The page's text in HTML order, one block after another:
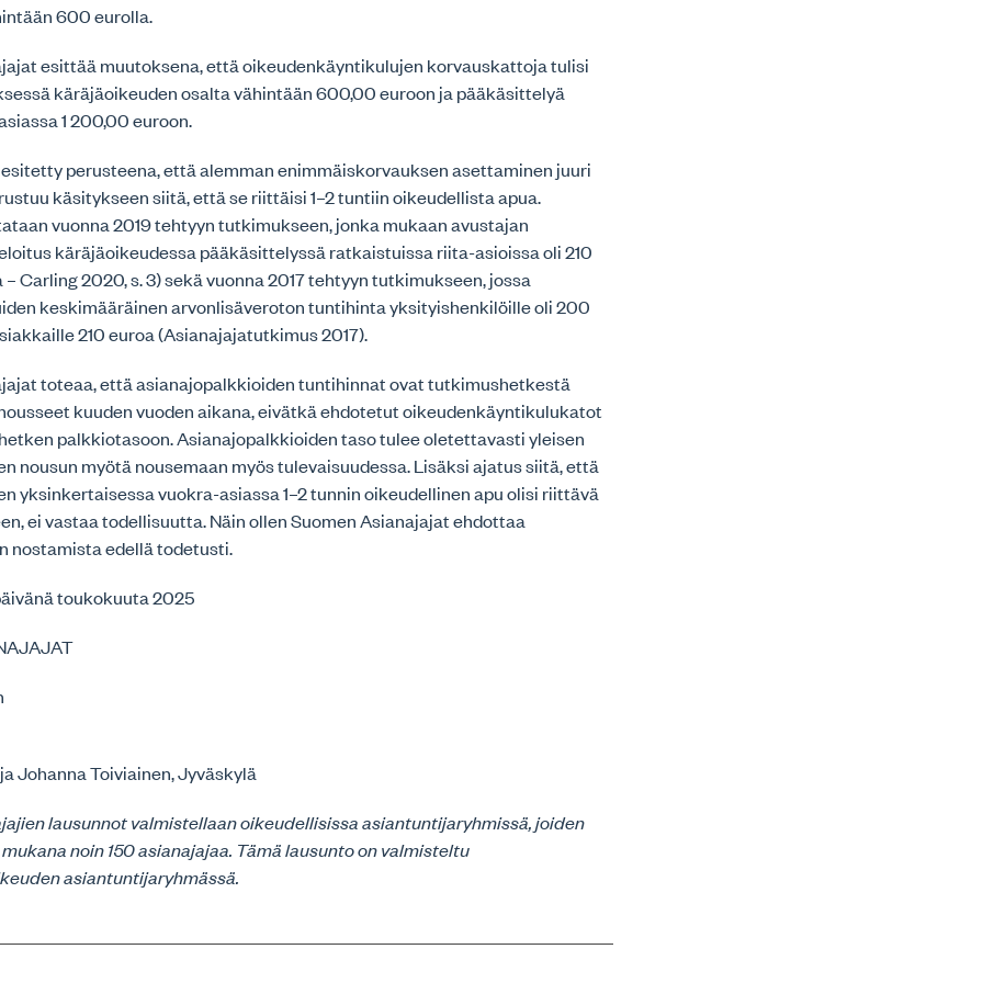
600 eurolla.
esittää muutoksena, että oikeudenkäyntikulujen korvauskattoja tulisi
käräjäoikeuden osalta vähintään 600,00 euroon ja pääkäsittelyä
1 200,00 euroon.
perusteena, että alemman enimmäiskorvauksen asettaminen juuri
käsitykseen siitä, että se riittäisi 1–2 tuntiin oikeudellista apua.
vuonna 2019 tehtyyn tutkimukseen, jonka mukaan avustajan
käräjäoikeudessa pääkäsittelyssä ratkaistuissa riita-asioissa oli 210
– Carling 2020, s. 3) sekä vuonna 2017 tehtyyn tutkimukseen, jossa
keskimääräinen arvonlisäveroton tuntihinta yksityishenkilöille oli 200
210 euroa (Asianajajatutkimus 2017).
toteaa, että asianajopalkkioiden tuntihinnat ovat tutkimushetkestä
kuuden vuoden aikana, eivätkä ehdotetut oikeudenkäyntikulukatot
palkkiotasoon. Asianajopalkkioiden taso tulee oletettavasti yleisen
nousun myötä nousemaan myös tulevaisuudessa. Lisäksi ajatus siitä, että
yksinkertaisessa vuokra-asiassa 1–2 tunnin oikeudellinen apu olisi riittävä
ei vastaa todellisuutta. Näin ollen Suomen Asianajajat ehdottaa
nostamista edellä todetusti.
toukokuuta 2025
Johanna Toiviainen, Jyväskylä
lausunnot valmistellaan oikeudellisissa asiantuntijaryhmissä, joiden
noin 150 asianajajaa. Tämä lausunto on valmisteltu
asiantuntijaryhmässä.